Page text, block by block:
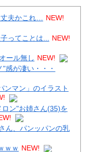
丈夫かこれ… NEW!
ってことは... NEW!
ール無し NEW!
"感が凄い・・・
ンマン」のイラスト
ロン"お姉さん(35)を
ん、パンッパンの乳
ｗｗ NEW!